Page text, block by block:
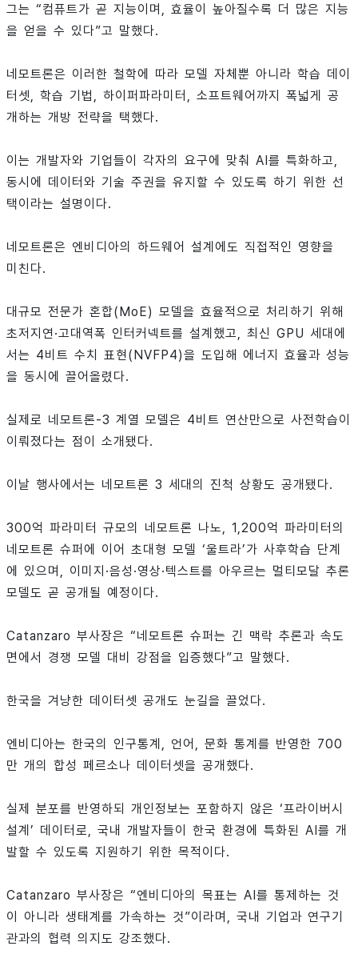
그는 “컴퓨트가 곧 지능이며, 효율이 높아질수록 더 많은 지능
을 얻을 수 있다”고 말했다.
네모트론은 이러한 철학에 따라 모델 자체뿐 아니라 학습 데이
터셋, 학습 기법, 하이퍼파라미터, 소프트웨어까지 폭넓게 공
개하는 개방 전략을 택했다.
이는 개발자와 기업들이 각자의 요구에 맞춰 AI를 특화하고,
동시에 데이터와 기술 주권을 유지할 수 있도록 하기 위한 선
택이라는 설명이다.
네모트론은 엔비디아의 하드웨어 설계에도 직접적인 영향을
미친다.
대규모 전문가 혼합(MoE) 모델을 효율적으로 처리하기 위해
초저지연·고대역폭 인터커넥트를 설계했고, 최신 GPU 세대에
서는 4비트 수치 표현(NVFP4)을 도입해 에너지 효율과 성능
을 동시에 끌어올렸다.
실제로 네모트론-3 계열 모델은 4비트 연산만으로 사전학습이
이뤄졌다는 점이 소개됐다.
이날 행사에서는 네모트론 3 세대의 진척 상황도 공개됐다.
300억 파라미터 규모의 네모트론 나노, 1,200억 파라미터의
네모트론 슈퍼에 이어 초대형 모델 ‘울트라’가 사후학습 단계
에 있으며, 이미지·음성·영상·텍스트를 아우르는 멀티모달 추론
모델도 곧 공개될 예정이다.
Catanzaro 부사장은 “네모트론 슈퍼는 긴 맥락 추론과 속도
면에서 경쟁 모델 대비 강점을 입증했다”고 말했다.
한국을 겨냥한 데이터셋 공개도 눈길을 끌었다.
엔비디아는 한국의 인구통계, 언어, 문화 통계를 반영한 700
만 개의 합성 페르소나 데이터셋을 공개했다.
실제 분포를 반영하되 개인정보는 포함하지 않은 ‘프라이버시
설계’ 데이터로, 국내 개발자들이 한국 환경에 특화된 AI를 개
발할 수 있도록 지원하기 위한 목적이다.
Catanzaro 부사장은 “엔비디아의 목표는 AI를 통제하는 것
이 아니라 생태계를 가속하는 것”이라며, 국내 기업과 연구기
관과의 협력 의지도 강조했다.